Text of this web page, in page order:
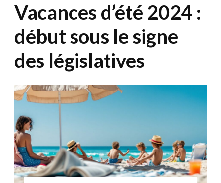
Vacances d’été 2024 :
début sous le signe
des législatives